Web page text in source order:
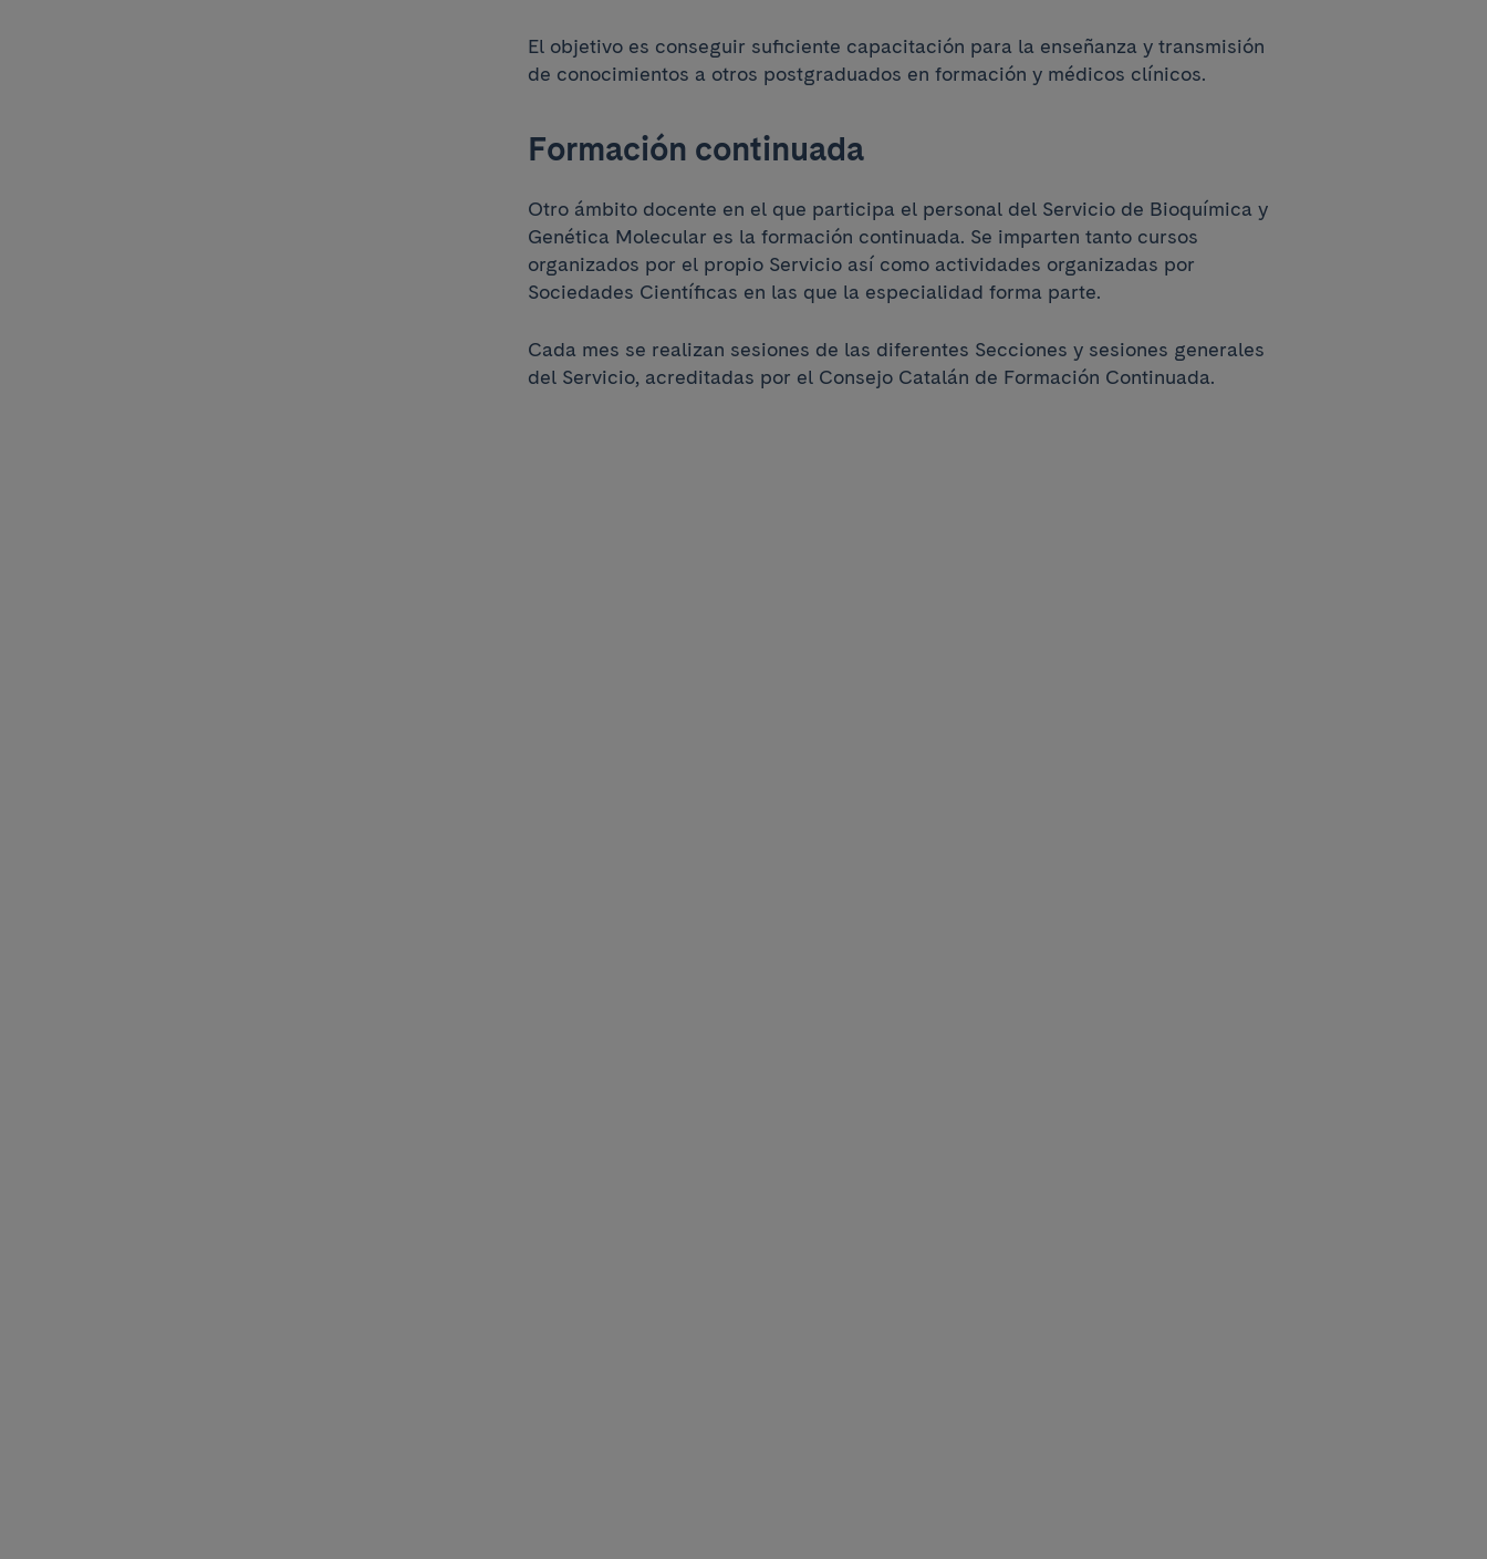
El objetivo es conseguir suficiente capacitación para la enseñanza y transmisión
de conocimientos a otros postgraduados en formación y médicos clínicos.
Formación continuada
Otro ámbito docente en el que participa el personal del Servicio de Bioquímica y
Genética Molecular es la formación continuada. Se imparten tanto cursos
organizados por el propio Servicio así como actividades organizadas por
Sociedades Científicas en las que la especialidad forma parte.
Cada mes se realizan sesiones de las diferentes Secciones y sesiones generales
del Servicio, acreditadas por el Consejo Catalán de Formación Continuada.